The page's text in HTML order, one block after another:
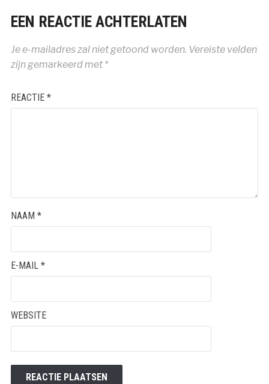
EEN REACTIE ACHTERLATEN
Je e-mailadres zal niet getoond worden. Vereiste velden
zijn gemarkeerd met *
REACTIE *
NAAM *
E-MAIL *
WEBSITE